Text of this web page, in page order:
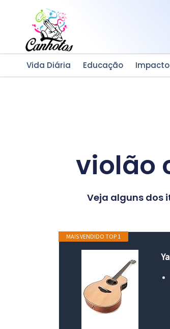
conteúdo
Vida Diária Educação Impacto
violão
Veja alguns dos
MAIS VENDIDO TOP 1